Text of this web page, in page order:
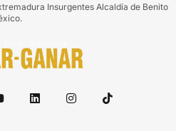
Insurgentes Alcaldía de Benito